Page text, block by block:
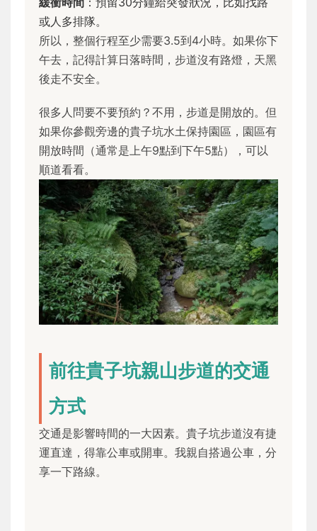
或人多排隊。
所以，整個行程至少需要3.5到4小時。如果你下
午去，記得計算日落時間，步道沒有路燈，天黑
後走不安全。
很多人問要不要預約？不用，步道是開放的。但
如果你參觀旁邊的貴子坑水土保持園區，園區有
開放時間（通常是上午9點到下午5點），可以
順道看看。
前往貴子坑親山步道的交通
方式
交通是影響時間的一大因素。貴子坑步道沒有捷
運直達，得靠公車或開車。我親自搭過公車，分
享一下路線。